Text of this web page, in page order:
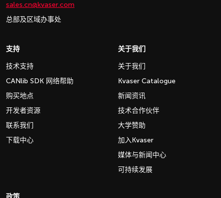
sales.cn@kvaser.com
总部及区域办事处
支持
技术支持
CANlib SDK 网络帮助
购买地点
开发者资源
联系我们
下载中心
关于我们
关于我们
Kvaser Catalogue
新闻资讯
技术合作伙伴
大学赞助
加入Kvaser
媒体与新闻中心
可持续发展